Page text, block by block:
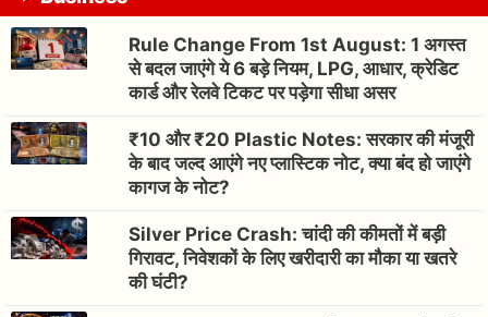
Rule Change From 1st August: 1 अगस्त
से बदल जाएंगे ये 6 बड़े नियम, LPG, आधार, क्रेडिट
कार्ड और रेलवे टिकट पर पड़ेगा सीधा असर
₹10 और ₹20 Plastic Notes: सरकार की मंजूरी
के बाद जल्द आएंगे नए प्लास्टिक नोट, क्या बंद हो जाएंगे
कागज के नोट?
Silver Price Crash: चांदी की कीमतों में बड़ी
गिरावट, निवेशकों के लिए खरीदारी का मौका या खतरे
की घंटी?